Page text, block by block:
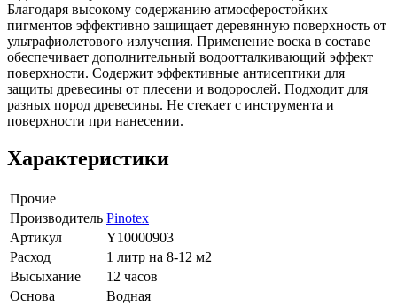
Благодаря высокому содержанию атмосферостойких
пигментов эффективно защищает деревянную поверхность от
ультрафиолетового излучения. Применение воска в составе
обеспечивает дополнительный водоотталкивающий эффект
поверхности. Содержит эффективные антисептики для
защиты древесины от плесени и водорослей. Подходит для
разных пород древесины. Не стекает с инструмента и
поверхности при нанесении.
Характеристики
Прочие
Производитель Pinotex
Артикул
Y10000903
Расход
1 литр на 8-12 м2
Высыхание
12 часов
Основа
Водная